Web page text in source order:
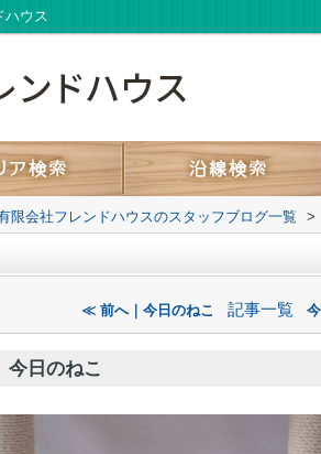
ハウス
限会社フレンドハウスのスタッフブログ一覧 >
≪ 前へ｜今日のねこ 記事一覧
今日のねこ